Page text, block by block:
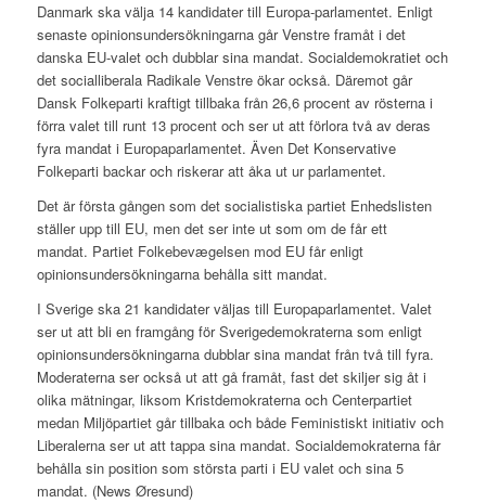
Danmark ska välja 14 kandidater till Europa-parlamentet. Enligt
senaste opinionsundersökningarna går Venstre framåt i det
danska EU-valet och dubblar sina mandat. Socialdemokratiet och
det socialliberala Radikale Venstre ökar också. Däremot går
Dansk Folkeparti kraftigt tillbaka från 26,6 procent av rösterna i
förra valet till runt 13 procent och ser ut att förlora två av deras
fyra mandat i Europaparlamentet. Även Det Konservative
Folkeparti backar och riskerar att åka ut ur parlamentet.
Det är första gången som det socialistiska partiet Enhedslisten
ställer upp till EU, men det ser inte ut som om de får ett
mandat. Partiet Folkebevægelsen mod EU får enligt
opinionsundersökningarna behålla sitt mandat.
I Sverige ska 21 kandidater väljas till Europaparlamentet. Valet
ser ut att bli en framgång för Sverigedemokraterna som enligt
opinionsundersökningarna dubblar sina mandat från två till fyra.
Moderaterna ser också ut att gå framåt, fast det skiljer sig åt i
olika mätningar, liksom Kristdemokraterna och Centerpartiet
medan Miljöpartiet går tillbaka och både Feministiskt initiativ och
Liberalerna ser ut att tappa sina mandat. Socialdemokraterna får
behålla sin position som största parti i EU valet och sina 5
mandat. (News Øresund)